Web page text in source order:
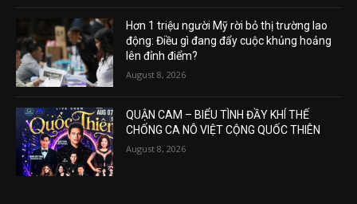
Hơn 1 triệu người Mỹ rời bỏ thị trường lao
động: Điều gì đang đẩy cuộc khủng hoảng
lên đỉnh điểm?
August 8, 2026
QUẬN CAM – BIỂU TÌNH ĐẦY KHÍ THẾ
CHỐNG CA NÔ VIỆT CỘNG QUỐC THIÊN
August 8, 2026